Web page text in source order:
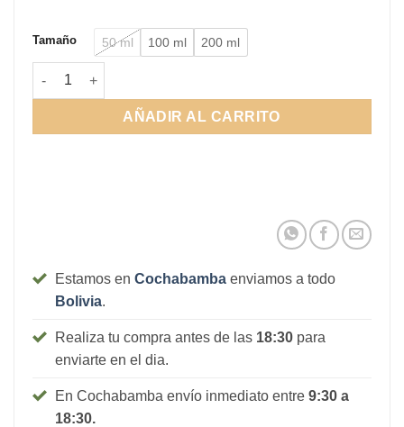
precios:
desde
hasta
510Bs.
Tamaño 50 ml 100 ml
200 ml
The Icon EDT cantidad
AÑADIR AL CARRITO
Estamos en Cochabamba enviamos a todo
Bolivia.
Realiza tu compra antes de las 18:30para
enviarte en el dia.
En Cochabamba envío inmediato entre 9:30 a
18:30.